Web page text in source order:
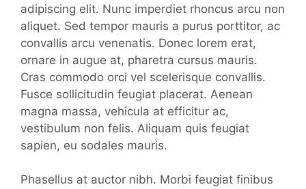
adipiscing elit. Nunc imperdiet rhoncus arcu non
aliquet. Sed tempor mauris a purus porttitor, ac
convallis arcu venenatis. Donec lorem erat,
ornare in augue at, pharetra cursus mauris.
Cras commodo orci vel scelerisque convallis.
Fusce sollicitudin feugiat placerat. Aenean
magna massa, vehicula at efficitur ac,
vestibulum non felis. Aliquam quis feugiat
sapien, eu sodales mauris.
Phasellus at auctor nibh. Morbi feugiat finibus